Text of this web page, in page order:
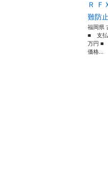
Ｒ
難防
福岡県
■ 支払
万円 ■
価格...